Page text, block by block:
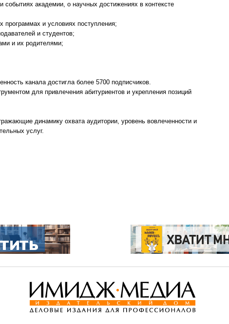
событиях академии, о научных достижениях в контексте
программах и условиях поступления;
и студентов;
и их родителями;
канала достигла более 5700 подписчиков.
для привлечения абитуриентов и укрепления позиций
динамику охвата аудитории, уровень вовлеченности и
услуг.